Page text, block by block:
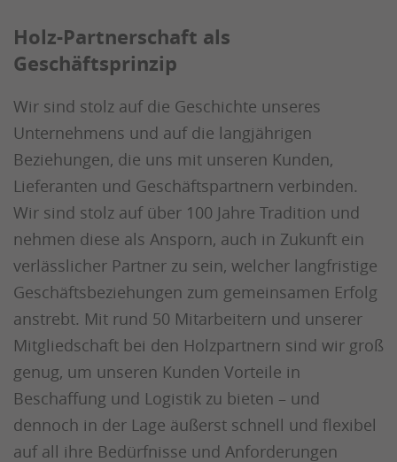
Holz-Partnerschaft als
Geschäftsprinzip
Wir sind stolz auf die Geschichte unseres
Unternehmens und auf die langjährigen
Beziehungen, die uns mit unseren Kunden,
Lieferanten und Geschäftspartnern verbinden.
Wir sind stolz auf über 100 Jahre Tradition und
nehmen diese als Ansporn, auch in Zukunft ein
verlässlicher Partner zu sein, welcher langfristige
Geschäftsbeziehungen zum gemeinsamen Erfolg
anstrebt. Mit rund 50 Mitarbeitern und unserer
Mitgliedschaft bei den Holzpartnern sind wir groß
genug, um unseren Kunden Vorteile in
Beschaffung und Logistik zu bieten – und
dennoch in der Lage äußerst schnell und flexibel
auf all ihre Bedürfnisse und Anforderungen